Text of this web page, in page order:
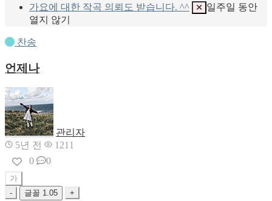
가요에 대한 작곡 의뢰도 받습니다. ^^
일주일 동안
열지 않기
찬송
언제나
관리자
5년 전
1211
0
0
가
-
글꼴 1.05 +